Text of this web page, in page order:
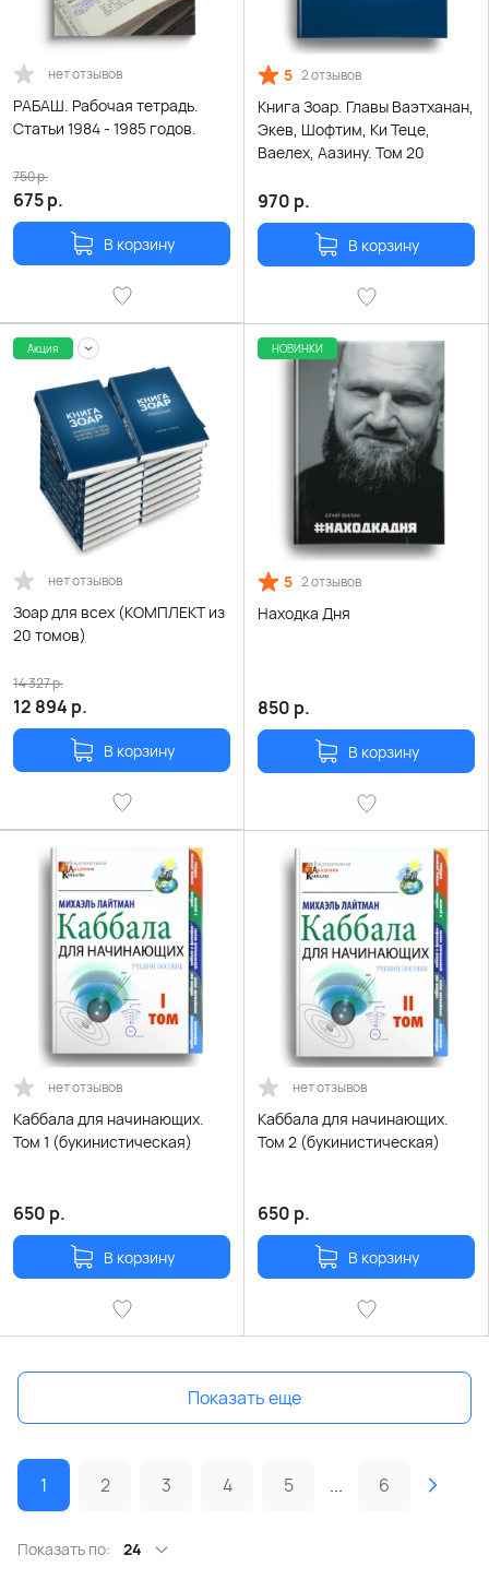
нет отзывов
РАБАШ. Рабочая тетрадь.
Статьи 1984 - 1985 годов.
675р.
750р.
В корзину
5 2 отзывов
Книга Зоар. Главы Ваэтханан,
Экев, Шофтим, Ки Теце,
Ваелех, Аазину. Том 20
970 р.
В корзину
Акция
нет отзывов
Зоар для всех (КОМПЛЕКТ из
20 томов)
12 894 р.
14 327р.
В корзину
НОВИНКИ
5 2 отзывов
Находка Дня
850 р.
В корзину
нет отзывов
Каббала для начинающих.
Том 1 (букинистическая)
650 р.
В корзину
нет отзывов
Каббала для начинающих.
Том 2 (букинистическая)
650 р.
В корзину
Показать еще
1 2 3 4 5 ... 6
Показать по: 24